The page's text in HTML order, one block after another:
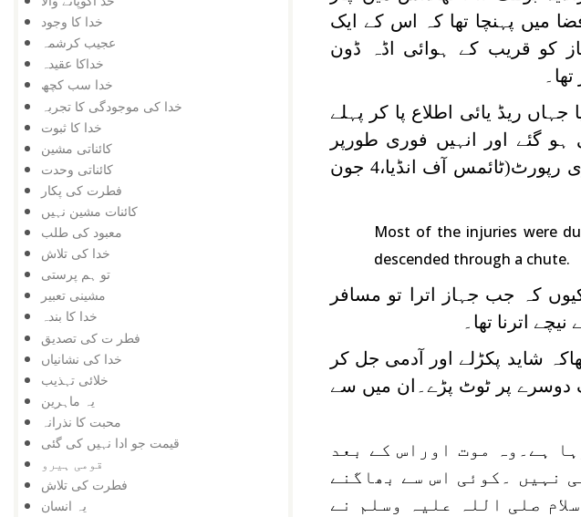
خدا کا وجود
عجیب کرشمہ
خداکا عقیدہ
خدا سب کچھ
خدا کی موجودگی کا تجربہ
خدا کا ثبوت
کائناتی مشین
کائناتی وحدت
فطرت کی پکار
کائنات مشین نہیں
معبود کی طلب
خدا کی تلاش
تو ہم پرستی
مشینی تعبیر
خدا کا بندہ
فطر ت کی تصدیق
خدا کی نشانیاں
خلائی تہذیب
یہ ماہرین
محبت کا نذرانہ
قیمت جو ادا نہیں کی گئی
قومی ہیرو
فطرت کی تلاش
یہ انسان
تھے۔جہاز ابھی فضا میں پہنچا تھا کہ اس کے ایک
کو قریب کے ہوائی اڈہ ڈون
ریڈ یائی اطلاع پا کر پہلے
گئے اور انہیں فوری طورپر
اسپتال پہنچا یاگیا۔اس کی وجہ جہاز کا حادثہ نہیں تھا۔بلکہ اخباری رپورٹ(ٹائمس آف انڈیا،4 جون
Most of the injuries were
descended through a chute.
کہ جب جہاز اترا تو مسافر
اترنا تھا۔
شاید پکڑلے اور آدمی جل کر
دوسرے پر ٹوٹ پڑے۔ان میں سے
ہے۔وہ موت اوراس کے بعد
نہیں ۔کوئی اس سے بھاگنے
صلی اللہ علیہ وسلم نے